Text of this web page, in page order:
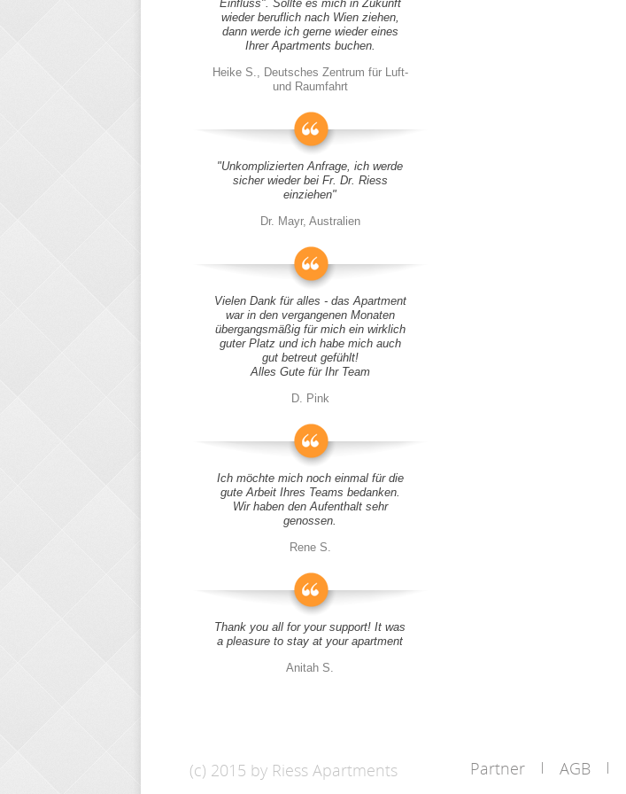
Einfluss". Sollte es mich in Zukunft
wieder beruflich nach Wien ziehen,
dann werde ich gerne wieder eines
Ihrer Apartments buchen.
Heike S., Deutsches Zentrum für Luft-
und Raumfahrt
"Unkomplizierten Anfrage, ich werde
sicher wieder bei Fr. Dr. Riess
einziehen"
Dr. Mayr, Australien
Vielen Dank für alles - das Apartment
war in den vergangenen Monaten
übergangsmäßig für mich ein wirklich
guter Platz und ich habe mich auch
gut betreut gefühlt!
Alles Gute für Ihr Team
D. Pink
Ich möchte mich noch einmal für die
gute Arbeit Ihres Teams bedanken.
Wir haben den Aufenthalt sehr
genossen.
Rene S.
Thank you all for your support! It was
a pleasure to stay at your apartment
Anitah S.
(c) 2015 by Riess Apartments Partner AGB